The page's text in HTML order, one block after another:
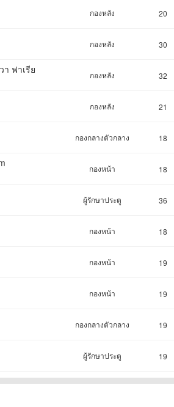
กองหลัง 20
กองหลัง 30
ฟาเรีย กองหลัง 32
กองหลัง 21
กองกลางตัวกลาง 18
กองหน้า 18
ผู้รักษาประตู 36
กองหน้า 18
กองหน้า 19
กองหน้า 19
กองกลางตัวกลาง 19
ผู้รักษาประตู 19